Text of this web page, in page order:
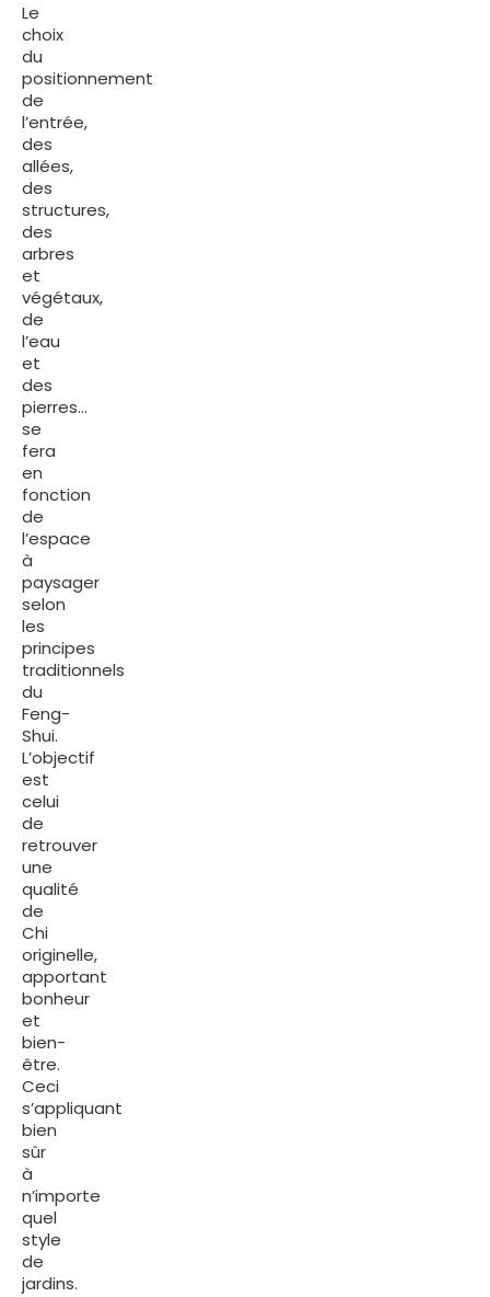
Le
choix
du
positionnement
de
l’entrée,
des
allées,
des
structures,
des
arbres
et
végétaux,
de
l’eau
et
des
pierres…
se
fera
en
fonction
de
l’espace
à
paysager
selon
les
principes
traditionnels
du
Feng-
Shui.
L’objectif
est
celui
de
retrouver
une
qualité
de
Chi
originelle,
apportant
bonheur
et
bien-
être.
Ceci
s’appliquant
bien
sûr
à
n’importe
quel
style
de
jardins.